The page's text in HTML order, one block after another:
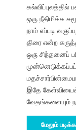
ஒரு நீதிமிக்க
நாம் எப்படி
திரை என்ற
ஒரு சிந்தனைப்
இதே
வேதங்களையும்
மேலும் படிக்க